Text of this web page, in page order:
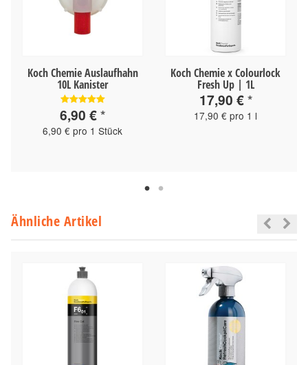
Koch Chemie Auslaufhahn
10L Kanister
6,90 €*
6,90 € pro 1 Stück
Koch Chemie x Colourlock
Fresh Up | 1L
17,90 €*
17,90 € pro 1 l
Ähnliche Artikel